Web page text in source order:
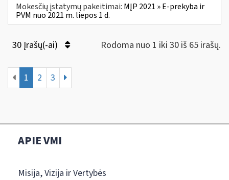
Mokesčių įstatymų pakeitimai: MĮP 2021 » E-prekyba ir
PVM nuo 2021 m. liepos 1 d.
30 Įrašų(-ai) Rodoma nuo 1 iki 30 iš 65 irašų.
1 2 3
APIE VMI
Misija, Vizija ir Vertybės